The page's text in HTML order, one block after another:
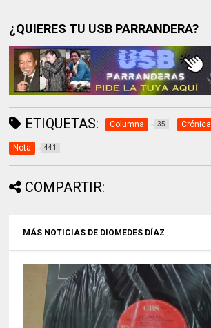
¿QUIERES TU USB PARRANDERA?
ETIQUETAS: Columna 35 Crónica
Nota 441
COMPARTIR:
MÁS NOTICIAS DE DIOMEDES DÍAZ